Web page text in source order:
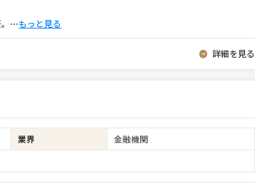
⋯もっと見る
詳細を見る
業界
金融機関